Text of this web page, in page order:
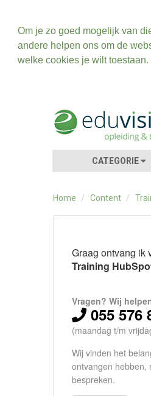
Om je zo goed mogelijk van
andere helpen ons om de
welke cookies je wilt
CATEGORIE
Home / Content /
Graag ontvang ik
Training
Vragen? Wij
055 576
(maandag t/m
Wij vinden het
ontvangen hebben,
bespreken.